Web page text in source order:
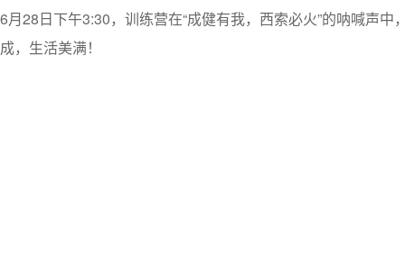
6月28日下午3:30，训练营在“成健有我，西索必火”的呐喊声
成，生活美满！